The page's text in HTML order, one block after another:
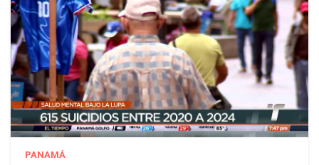
PANAMÁ